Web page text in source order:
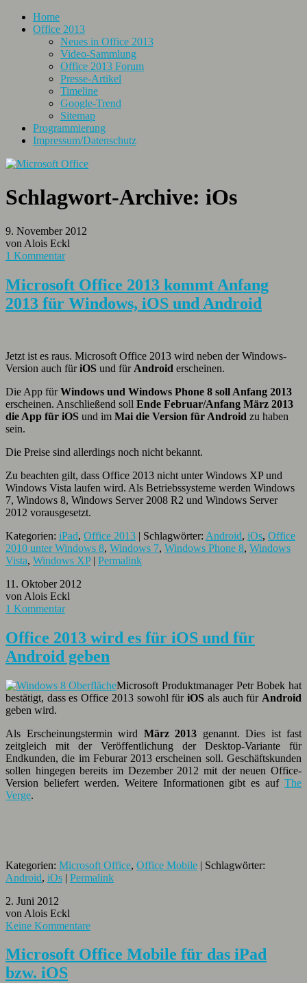
Home
Office 2013
Neues in Office 2013
Video-Sammlung
Office 2013 Forum
Presse-Artikel
Timeline
Google-Trend
Sitemap
Programmierung
Impressum/Datenschutz
Schlagwort-Archive: iOs
9. November 2012
von Alois Eckl
1 Kommentar
Microsoft Office 2013 kommt Anfang
2013 für Windows, iOS und Android
Jetzt ist es raus. Microsoft Office 2013 wird neben der Windows-
Version auch füriOS und für Android erscheinen.
Die App fürWindows und Windows Phone 8 soll Anfang 2013
erscheinen. Anschließend soll Ende Februar/Anfang März 2013
die App für iOS und im Mai die Version für Android zu haben
sein.
Die Preise sind allerdings noch nicht bekannt.
Zu beachten gilt, dass Office 2013 nicht unter Windows XP und
Windows Vista laufen wird. Als Betriebssysteme werden Windows
7, Windows 8, Windows Server 2008 R2 und Windows Server
2012 vorausgesetzt.
Kategorien: iPad, Office 2013 | Schlagwörter: Android, iOs, Office
2010 unter Windows 8, Windows 7, Windows Phone 8, Windows
Vista, Windows XP| Permalink
11. Oktober 2012
von Alois Eckl
1 Kommentar
Office 2013 wird es für iOS und für
Android geben
Microsoft Produktmanager Petr Bobek hat
bestätigt, dass es Office 2013 sowohl füriOS als auch für Android
geben wird.
Als Erscheinungstermin wird März 2013 genannt. Dies ist fast
zeitgleich mit der Veröffentlichung der Desktop-Variante für
Endkunden, die im Feburar 2013 erscheinen soll. Geschäftskunden
sollen hingegen bereits im Dezember 2012 mit der neuen Office-
Version beliefert werden. Weitere Informationen gibt es auf The
Verge.
Kategorien: Microsoft Office, Office Mobile | Schlagwörter:
Android, iOs | Permalink
2. Juni 2012
von Alois Eckl
Keine Kommentare
Microsoft Office Mobile für das iPad
bzw. iOS